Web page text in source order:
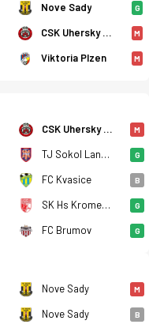
anları, kadro,
Nove Sady G
CSK Uhersky Brod M
Viktoria Plzen M
CSK Uhersky Brod M
TJ Sokol Lanzhot G
FC Kvasice B
SK Hs Kromeriz B G
FC Brumov G
Nove Sady M
Nove Sady B